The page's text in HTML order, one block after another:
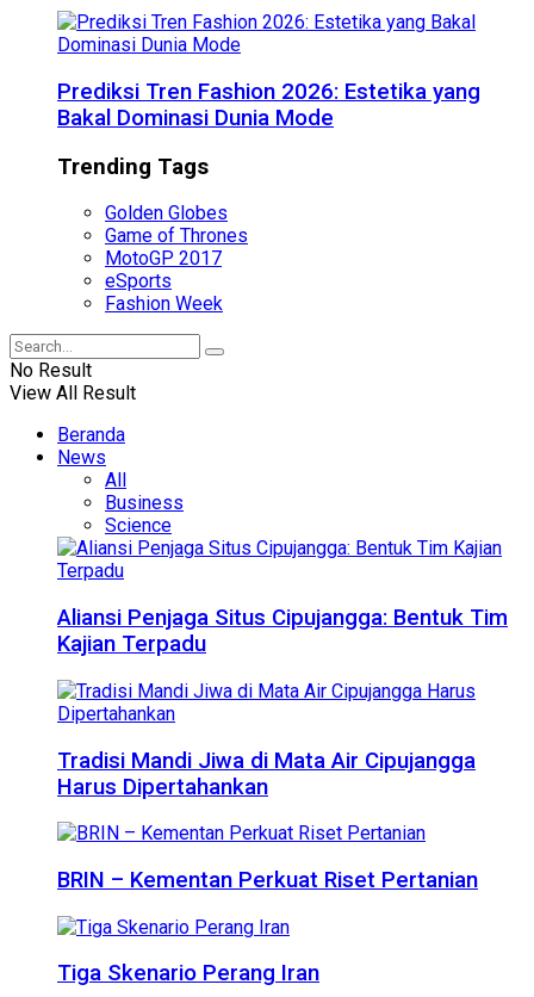
Prediksi Tren Fashion 2026: Estetika yang
Bakal Dominasi Dunia Mode
Trending Tags
Golden Globes
Game of Thrones
MotoGP 2017
eSports
Fashion Week
No Result
View All Result
Beranda
News
All
Business
Science
Aliansi Penjaga Situs Cipujangga: Bentuk Tim
Kajian Terpadu
Tradisi Mandi Jiwa di Mata Air Cipujangga
Harus Dipertahankan
BRIN – Kementan Perkuat Riset Pertanian
Tiga Skenario Perang Iran